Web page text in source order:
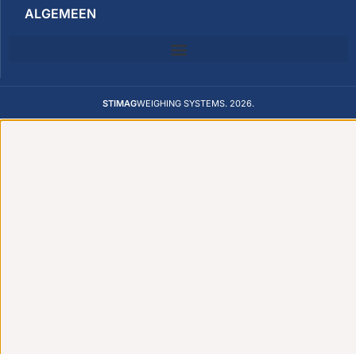
ALGEMEEN
STIMAGWEIGHING SYSTEMS. 2026.